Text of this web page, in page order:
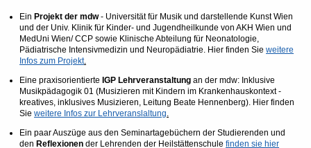
Ein Projekt der mdw- Universität für Musik und darstellende Kunst Wien
und der Univ. Klinik für Kinder- und Jugendheilkunde von AKH Wien und
MedUni Wien/ CCP sowie Klinische Abteilung für Neonatologie,
Pädiatrische Intensivmedizin und Neuropädiatrie. Hier finden Sie weitere
Infos zum Projekt.
Eine praxisorientierte IGP Lehrveranstaltung an der mdw: Inklusive
Musikpädagogik 01 (Musizieren mit Kindern im Krankenhauskontext -
kreatives, inklusives Musizieren, Leitung Beate Hennenberg). Hier finden
Sie weitere Infos zur Lehrveranslaltung.
Ein paar Auszüge aus den Seminartagebüchern der Studierenden und
den Reflexionen der Lehrenden der Heilstättenschule finden sie hier